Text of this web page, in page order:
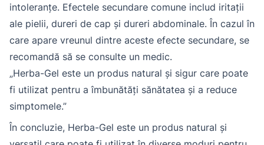
intoleranțe. Efectele secundare comune includ iritații
ale pielii, dureri de cap și dureri abdominale. În cazul în
care apare vreunul dintre aceste efecte secundare, se
recomandă să se consulte un medic.
„Herba-Gel este un produs natural și sigur care poate
fi utilizat pentru a îmbunătăți sănătatea și a reduce
simptomele.”
În concluzie, Herba-Gel este un produs natural și